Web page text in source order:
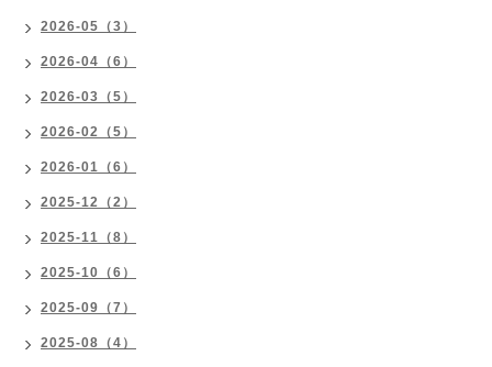
2026-05（3）
2026-04（6）
2026-03（5）
2026-02（5）
2026-01（6）
2025-12（2）
2025-11（8）
2025-10（6）
2025-09（7）
2025-08（4）